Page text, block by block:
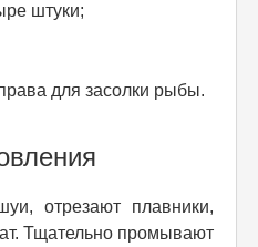
штуки;
для засолки рыбы.
отрезают плавники,
Тщательно промывают